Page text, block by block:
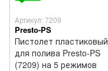
Артикул: 7209
Presto-PS
Пистолет пластиковый
для полива Presto-PS
(7209) на 5 режимов